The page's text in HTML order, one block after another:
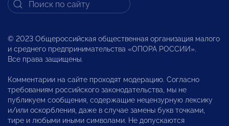
© 2023 Общероссийская общественная организация малого
и среднего предпринимательства «ОПОРА РОССИИ».
Все права защищены.
Комментарии на сайте проходят модерацию. Согласно
требованиям российского законодательства, мы не
публикуем сообщения, содержащие нецензурную лексику
и/или оскорбления, даже в случае замены букв точками,
тире и любыми иными символами. Не допускаются